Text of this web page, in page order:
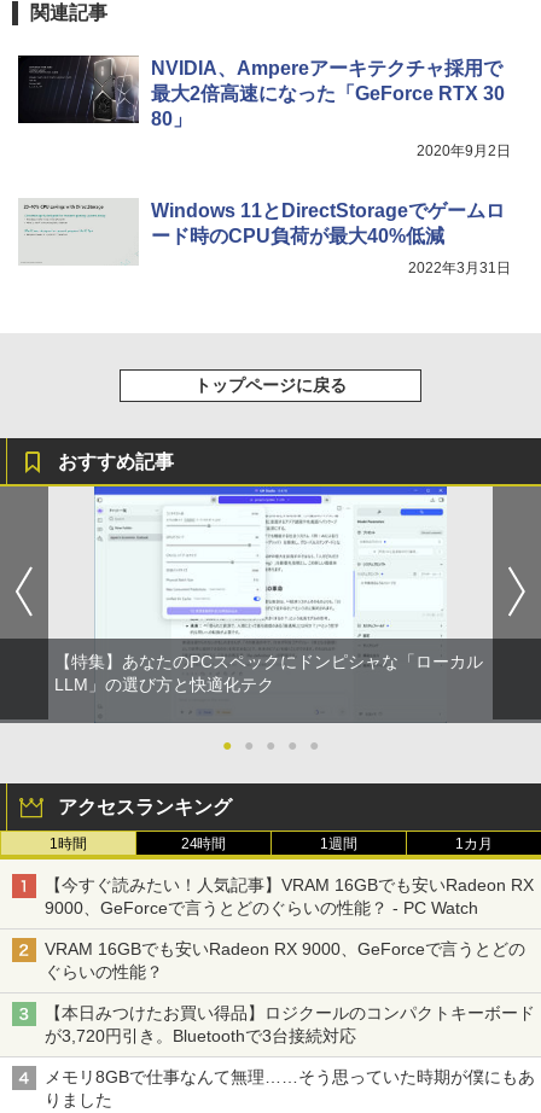
BUGS LIFE
スーパーの裏でヤニ吸うふたり 9巻 (デジタル
関連記事
NVIDIA、Ampereアーキテクチャ採用で
最大2倍高速になった「GeForce RTX 30
80」
2020年9月2日
Windows 11とDirectStorageでゲームロ
ード時のCPU負荷が最大40%低減
2022年3月31日
トップページに戻る
おすすめ記事
【特集】あなたのPCスペックにドンピシャな「ローカル
LLM」の選び方と快適化テク
● ● ● ● ●
アクセスランキング
1時間 24時間 1週間 1カ月
【今すぐ読みたい！人気記事】VRAM 16GBでも安いRadeon RX
9000、GeForceで言うとどのぐらいの性能？ - PC Watch
VRAM 16GBでも安いRadeon RX 9000、GeForceで言うとどの
ぐらいの性能？
【本日みつけたお買い得品】ロジクールのコンパクトキーボード
が3,720円引き。Bluetoothで3台接続対応
メモリ8GBで仕事なんて無理……そう思っていた時期が僕にもあ
りました